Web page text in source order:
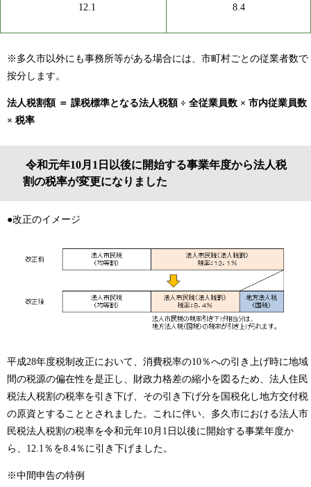
12.1 8.4
※多久市以外にも事務所等がある場合には、市町村ごとの従業者数で
按分します。
法人税割額 ＝ 課税標準となる法人税額 ÷ 全従業員数 × 市内従業員数
× 税率
令和元年10月1日以後に開始する事業年度から法人税
割の税率が変更になりました
●改正のイメージ
平成28年度税制改正において、消費税率の10％への引き上げ時に地域
間の税源の偏在性を是正し、財政力格差の縮小を図るため、法人住民
税法人税割の税率を引き下げ、その引き下げ分を国税化し地方交付税
の原資とすることとされました。これに伴い、多久市における法人市
民税法人税割の税率を令和元年10月1日以後に開始する事業年度か
ら、12.1％を8.4％に引き下げました。
※中間申告の特例